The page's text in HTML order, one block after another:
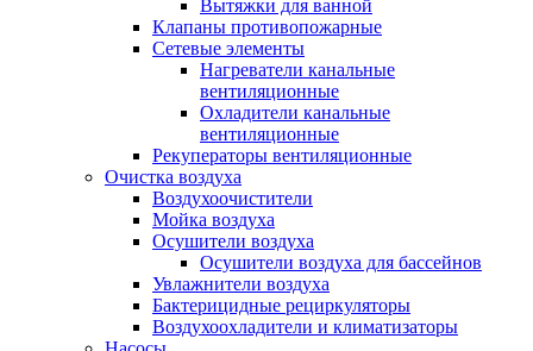
Вытяжки для ванной
Клапаны противопожарные
Сетевые элементы
Нагреватели канальные
вентиляционные
Охладители канальные
вентиляционные
Рекуператоры вентиляционные
Очистка воздуха
Воздухоочистители
Мойка воздуха
Осушители воздуха
Осушители воздуха для бассейнов
Увлажнители воздуха
Бактерицидные рециркуляторы
Воздухоохладители и климатизаторы